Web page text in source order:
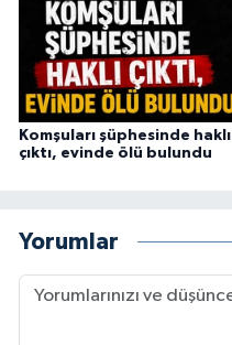
Komşuları şüphesinde haklı
çıktı, evinde ölü bulundu
Yorumlar